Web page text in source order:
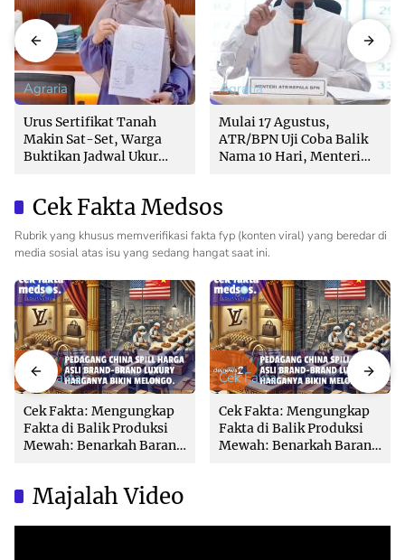
Agraria
Urus Sertifikat Tanah
Makin Sat-Set, Warga
Buktikan Jadwal Ukur
Agraria
Mulai 17 Agustus,
ATR/BPN Uji Coba Balik
Nama 10 Hari, Menteri
Cek Fakta Medsos
Rubrik yang khusus memverifikasi fakta fyp (konten viral) yang beredar di
media sosial atas isu yang sedang hangat saat ini.
Cek Fakta
Cek Fakta: Mengungkap
Fakta di Balik Produksi
Mewah: Benarkah Barang
Cek Fakta
Cek Fakta: Mengungkap
Fakta di Balik Produksi
Mewah: Benarkah Barang
Majalah Video